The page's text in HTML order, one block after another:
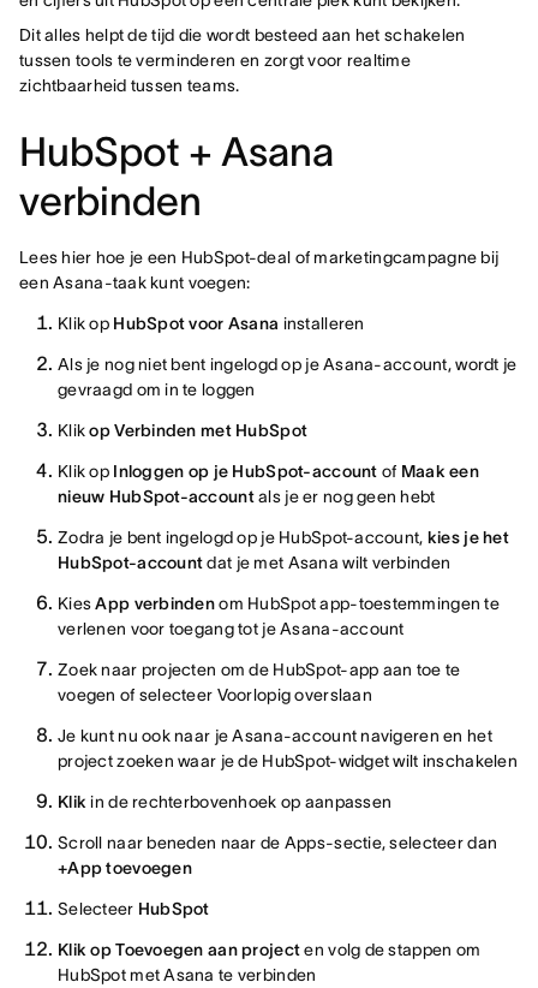
Dit alles helpt de tijd die wordt besteed aan het schakelen
tussen tools te verminderen en zorgt voor realtime
zichtbaarheid tussen teams.
HubSpot + Asana
verbinden
Lees hier hoe je een HubSpot-deal of marketingcampagne bij
een Asana-taak kunt voegen:
Klik op HubSpot voor Asana installeren
Als je nog niet bent ingelogd op je Asana-account, wordt je
gevraagd om in te loggen
Klikop Verbinden met HubSpot
Klik op Inloggen op je HubSpot-account of Maak een
nieuw HubSpot-accountals je er nog geen hebt
Zodra je bent ingelogd op je HubSpot-account, kies je het
HubSpot-accountdat je met Asana wilt verbinden
KiesApp verbindenom HubSpot app-toestemmingen te
verlenen voor toegang tot je Asana-account
Zoek naar projecten om de HubSpot-app aan toe te
voegen of selecteer Voorlopig overslaan
Je kunt nu ook naar je Asana-account navigeren en het
project zoeken waar je de HubSpot-widget wilt inschakelen
Klik in de rechterbovenhoek op aanpassen
Scroll naar beneden naar de Apps-sectie, selecteer dan
+App toevoegen
Selecteer HubSpot
Klik op Toevoegen aan projecten volg de stappen om
HubSpot met Asana te verbinden